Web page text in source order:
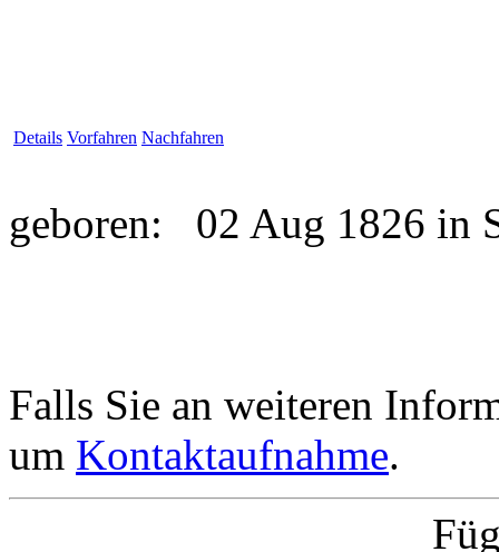
Details Vorfahren Nachfahren
geboren: 02 Aug 1826 in
Falls Sie an weiteren
um Kontaktaufnahme.